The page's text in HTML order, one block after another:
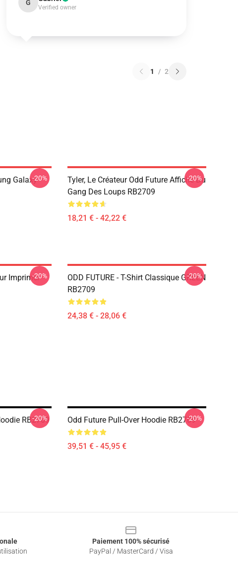
G
Verified owner
1 / 2
Galaxy-20%
Tyler, Le Créateur Odd Future Affiche Du
Gang Des Loups RB2709
18,21 € - 42,22 €
-20%
Imprimer-20%
ODD FUTURE - T-Shirt Classique GREEN
RB2709
24,38 € - 28,06 €
-20%
RB2709
-20% Odd Future Pull-Over Hoodie RB2709
39,51 € - 45,95 €
-20%
Paiement 100% sécurisé
PayPal / MasterCard / Visa